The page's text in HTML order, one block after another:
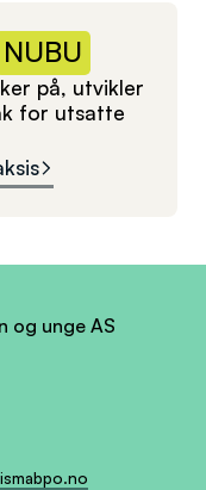
NUBU
på, utvikler
for utsatte
og unge AS